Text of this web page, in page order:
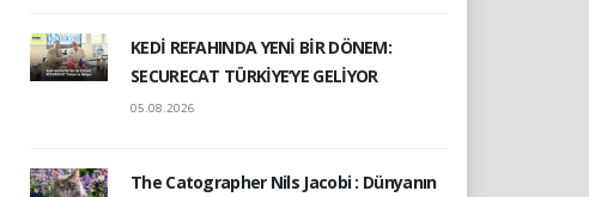
KEDİ REFAHINDA YENİ BİR DÖNEM:
SECURECAT TÜRKİYE’YE GELİYOR
05.08.2026
The Catographer Nils Jacobi : Dünyanın